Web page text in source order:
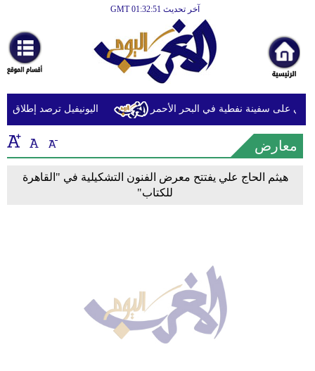
آخر تحديث GMT 01:32:51
أخبارعاجلة
رياضة
ثقافة
إقتصاد
اليونيفيل ترصد إطلاق 113 مقذوفا إسرائيليا على لبنان خلال يوم واحد على سفينة نفطية في البحر الأحمر
معارض
هيثم الحاج علي يفتتح معرض الفنون التشكيلية في "القاهرة
للكتاب"